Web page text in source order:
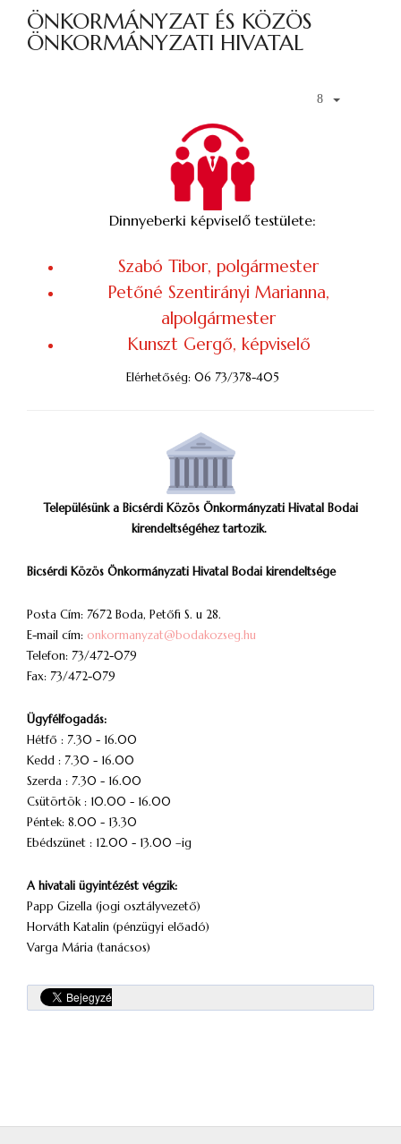
ÖNKORMÁNYZAT ÉS KÖZÖS
ÖNKORMÁNYZATI HIVATAL
Dinnyeberki képviselő testülete:
Szabó Tibor, polgármester
Petőné Szentirányi Marianna,
alpolgármester
Kunszt Gergő, képviselő
Elérhetőség: 06 73/378-405
Településünk a Bicsérdi Közös Önkormányzati Hivatal Bodai
kirendeltségéhez tartozik.
Bicsérdi Közös Önkormányzati Hivatal Bodai kirendeltsége
Posta Cím: 7672 Boda, Petőfi S. u 28.
E-mail cím: onkormanyzat@bodakozseg.hu
Telefon: 73/472-079
Fax: 73/472-079
Ügyfélfogadás:
Hétfő : 7.30 - 16.00
Kedd : 7.30 - 16.00
Szerda : 7.30 - 16.00
Csütörtök : 10.00 - 16.00
Péntek: 8.00 - 13.30
Ebédszünet : 12.00 - 13.00 –ig
A hivatali ügyintézést végzik:
Papp Gizella (jogi osztályvezető)
Horváth Katalin (pénzügyi előadó)
Varga Mária (tanácsos)